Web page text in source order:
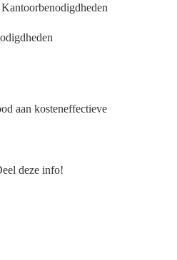
aan kosteneffectieve
deze info!